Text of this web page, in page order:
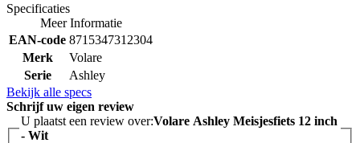
Specificaties
Meer Informatie
EAN-code 8715347312304
Merk
Volare
Serie
Ashley
Bekijk alle specs
Schrijf uw eigen review
U plaatst een review over:Volare Ashley Meisjesfiets 12 inch
- Wit